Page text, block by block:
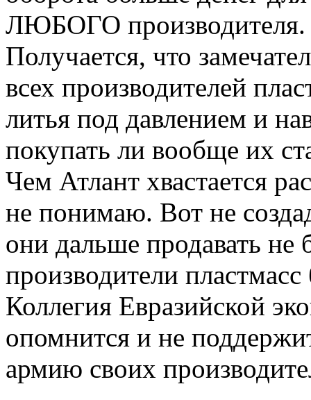
ЛЮБОГО производителя.
Получается, что
всех производителей
литья под давлением и
покупать ли вообще их
Чем Атлант хвастается
не понимаю. Вот не
они дальше продавать не
производители
Коллегия Евразийской
опомнится и не
армию своих